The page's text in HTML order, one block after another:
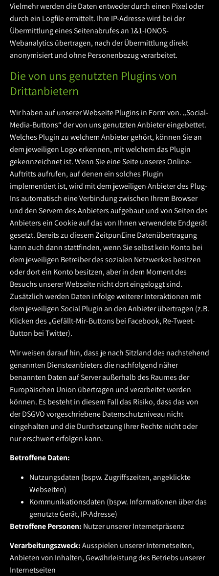
Vielmehr werden die Daten entweder durch einen Pixel oder
durch ein Logfile ermittelt. Ihre IP-Adresse wird bei der
Übermittlung eines Seitenabrufes an 1&1-IONOS-
Webanalytics übertragen, nach der Übermittlung direkt
anonymisiert und ohne Personenbezug verarbeitet.
Die von uns genutzten Plugins von
Drittanbietern
Wir haben auf unserer Webseite Plugins in Form von. „Social-
Media-Buttons“ der von uns genutzten Anbieter eingebettet.
Welches Plugin zu welchem Anbieter gehört, können Sie an
dem jeweiligen Logo erkennen, mit welchem das Plugin
gekennzeichnet ist. Wenn Sie eine Seite unseres Online-
Auftritts aufrufen, auf denen ein solches Plugin
implementiert ist, wird mit dem jeweiligen Anbieter des Plug-
Ins automatisch eine Verbindung zwischen Ihrem Browser
und den Servern des Anbieters aufgebaut und von Seiten des
Anbieters ein Cookie auf das von Ihnen verwendete Endgerät
gesetzt. Bereits zu diesem ZeitpunEine Datenübertragung
kann auch dann stattfinden, wenn Sie selbst kein Konto bei
dem jeweiligen Betreiber des sozialen Netzwerkes besitzen
oder dort ein Konto besitzen, aber in dem Moment des
Besuchs unserer Webseite nicht dort eingeloggt sind.
Zusätzlich werden Daten infolge weiterer Interaktionen mit
dem jeweiligen Social Plugin an den Anbieter übertragen (z.B.
Klicken des „Gefällt-Mir-Buttons bei Facebook, Re-Tweet-
Button bei Twitter).
Wir weisen darauf hin, dass je nach Sitzland des nachstehend
genannten Diensteanbieters die nachfolgend näher
benannten Daten auf Server außerhalb des Raumes der
Europäischen Union übertragen und verarbeitet werden
können. Es besteht in diesem Fall das Risiko, dass das von
der DSGVO vorgeschriebene Datenschutzniveau nicht
eingehalten und die Durchsetzung Ihrer Rechte nicht oder
nur erschwert erfolgen kann.
Betroffene Daten:
Nutzungsdaten (bspw. Zugriffszeiten, angeklickte
Webseiten)
Kommunikationsdaten (bspw. Informationen über das
genutzte Gerät, IP-Adresse)
Betroffene Personen: Nutzer unserer Internetpräsenz
Verarbeitungszweck:Ausspielen unserer Internetseiten,
Anbieten von Inhalten, Gewährleistung des Betriebs unserer
Internetseiten